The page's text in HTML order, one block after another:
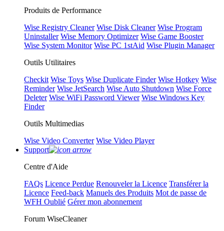
Produits de Performance
Wise Registry Cleaner Wise Disk Cleaner Wise Program
Uninstaller Wise Memory Optimizer Wise Game Booster
Wise System Monitor Wise PC 1stAid Wise Plugin Manager
Outils Utilitaires
Checkit Wise Toys Wise Duplicate Finder Wise Hotkey Wise
Reminder Wise JetSearch Wise Auto Shutdown Wise Force
Deleter Wise WiFi Password Viewer Wise Windows Key
Finder
Outils Multimedias
Wise Video Converter Wise Video Player
Support
Centre d'Aide
FAQs Licence Perdue Renouveler la Licence Transférer la
Licence Feed-back Manuels des Produits Mot de passe de
WFH Oublié Gérer mon abonnement
Forum WiseCleaner